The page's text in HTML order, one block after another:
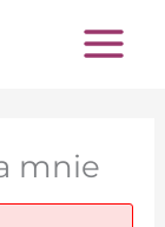
mnie